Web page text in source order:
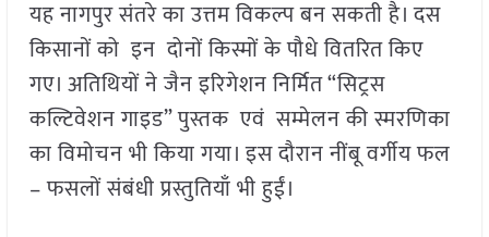
यह नागपुर संतरे का उत्तम विकल्प बन सकती है। दस
किसानों को इन दोनों किस्मों के पौधे वितरित किए
गए। अतिथियों ने जैन इरिगेशन निर्मित “सिट्रस
कल्टिवेशन गाइड” पुस्तक एवं सम्मेलन की स्मरणिका
का विमोचन भी किया गया। इस दौरान नींबू वर्गीय फल
– फसलों संबंधी प्रस्तुतियाँ भी हुईं।